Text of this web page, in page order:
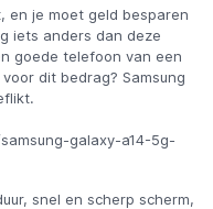
en je moet geld besparen
iets anders dan deze
goede telefoon van een
dit bedrag? Samsung
galaxy-a14-5g-
snel en scherp scherm,